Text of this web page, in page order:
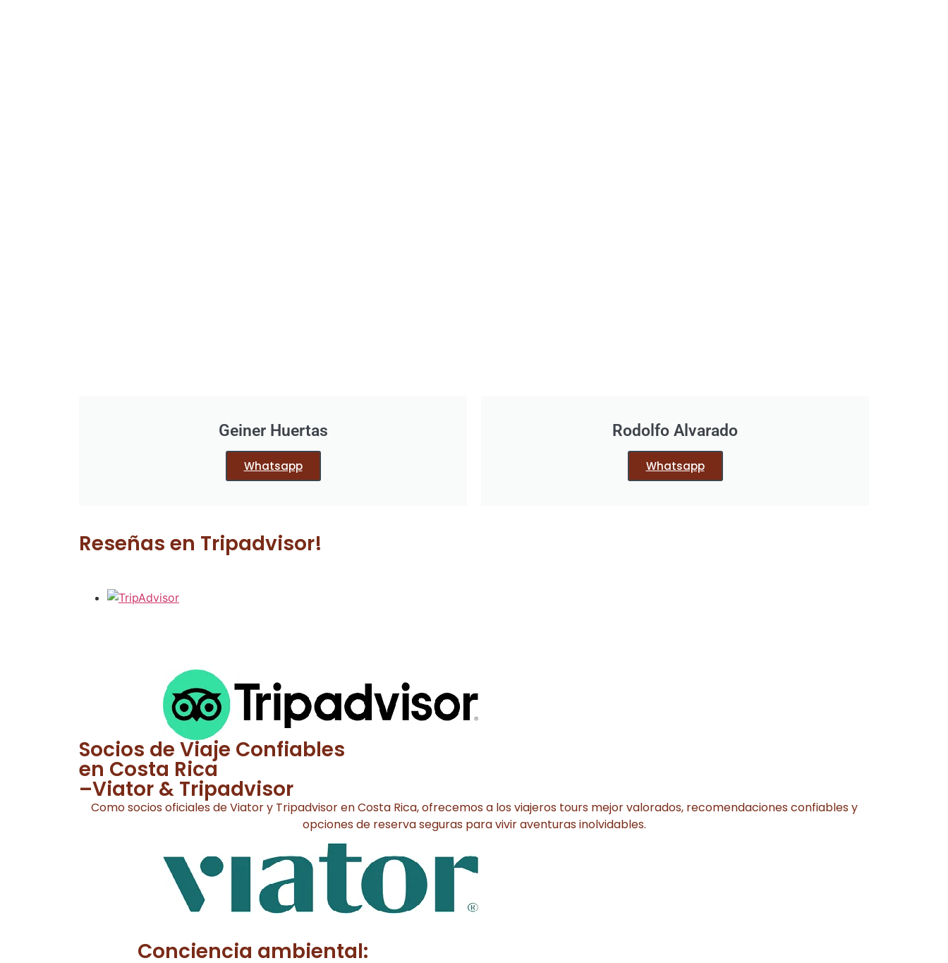
Geiner Huertas
Whatsapp
Rodolfo Alvarado
Whatsapp
Reseñas en Tripadvisor!
Socios de Viaje Confiables
en Costa Rica
–Viator & Tripadvisor
Como socios oficiales de Viator y Tripadvisor en Costa Rica, ofrecemos a los viajeros tours mejor valorados, recomendaciones confiables y
opciones de reserva seguras para vivir aventuras inolvidables.
Conciencia ambiental: